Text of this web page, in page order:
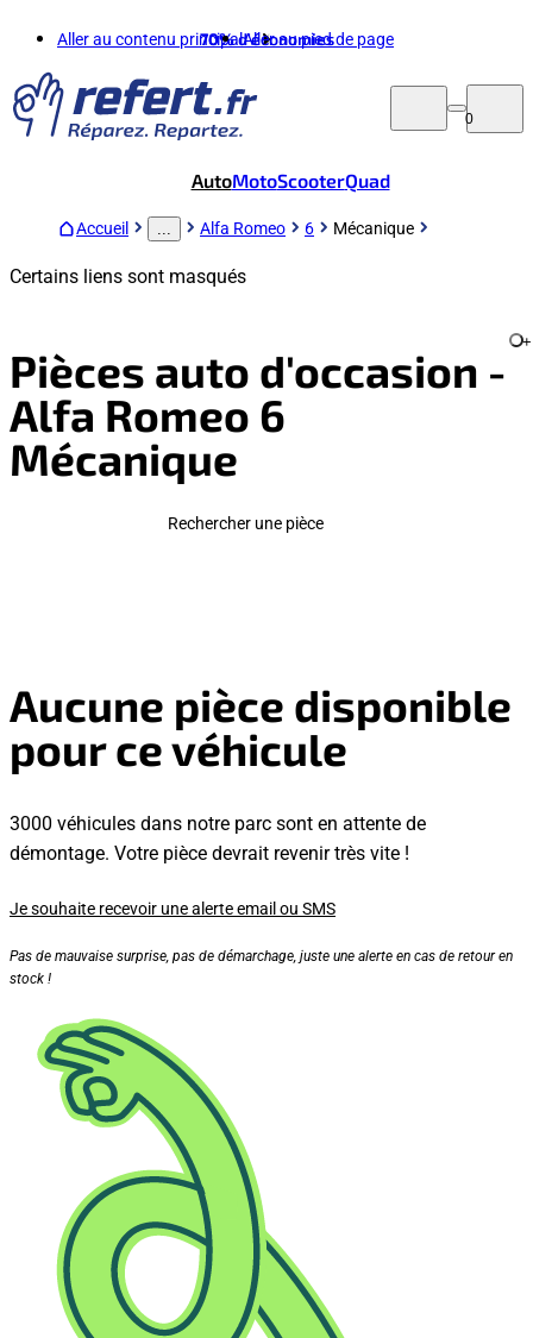
Aller au contenu principalAller au pied de page
70%d'économies
0
AutoMotoScooterQuad
Accueil Alfa Romeo 6 Mécanique
Certains liens sont masqués
Pièces auto d'occasion -
Alfa Romeo 6
Mécanique
+
Rechercher une pièce
Aucune pièce disponible
pour ce véhicule
3000 véhicules dans notre parc sont en attente de
démontage. Votre pièce devrait revenir très vite !
Je souhaite recevoir une alerte email ou SMS
Pas de mauvaise surprise, pas de démarchage, juste une alerte en cas de retour en
stock !